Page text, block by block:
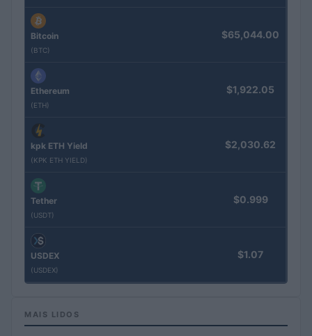
Bitcoin
(BTC)
$65,044.00
Ethereum
(ETH)
$1,922.05
kpk ETH Yield
(KPK ETH YIELD)
$2,030.62
Tether
(USDT)
$0.999
USDEX
(USDEX)
$1.07
MAIS LIDOS